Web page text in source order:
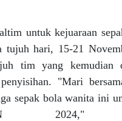
untuk kejuaraan
tujuh hari, 15-21
tim yang kemudian
"Mari
sepak bola wanita ini
2024,"